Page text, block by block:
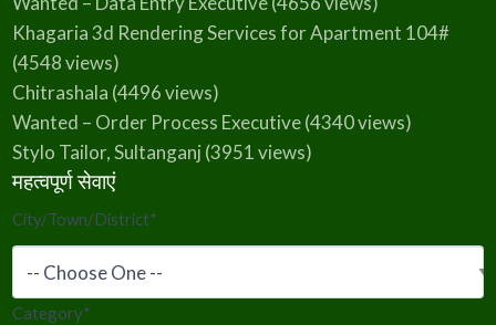
Khagaria 3d Rendering Services for Apartment 104#
(4548 views)
Chitrashala (4496 views)
Wanted – Order Process Executive(4340 views)
Stylo Tailor, Sultanganj (3951 views)
महत्वपूर्ण सेवाएं
City/Town/District*
Category*